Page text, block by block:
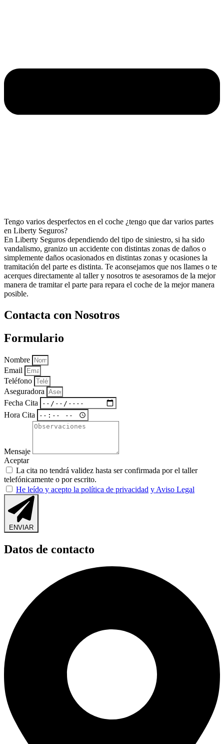
Tengo varios desperfectos en el coche ¿tengo que dar varios partes
en Liberty Seguros?
En Liberty Seguros dependiendo del tipo de siniestro, si ha sido
vandalismo, granizo un accidente con distintas zonas de daños o
simplemente daños ocasionados en distintas zonas y ocasiones la
tramitación del parte es distinta. Te aconsejamos que nos llames o te
acerques directamente al taller y nosotros te asesoramos de la mejor
manera de tramitar el parte para repara el coche de la mejor manera
posible.
Contacta con Nosotros
Formulario
Nombre
Email
Teléfono
Aseguradora
Fecha Cita
Hora Cita
Mensaje
Aceptar
La cita no tendrá validez hasta ser confirmada por el taller
telefónicamente o por escrito.
He leído y acepto la política de privacidad y Aviso Legal
ENVIAR
Datos de contacto